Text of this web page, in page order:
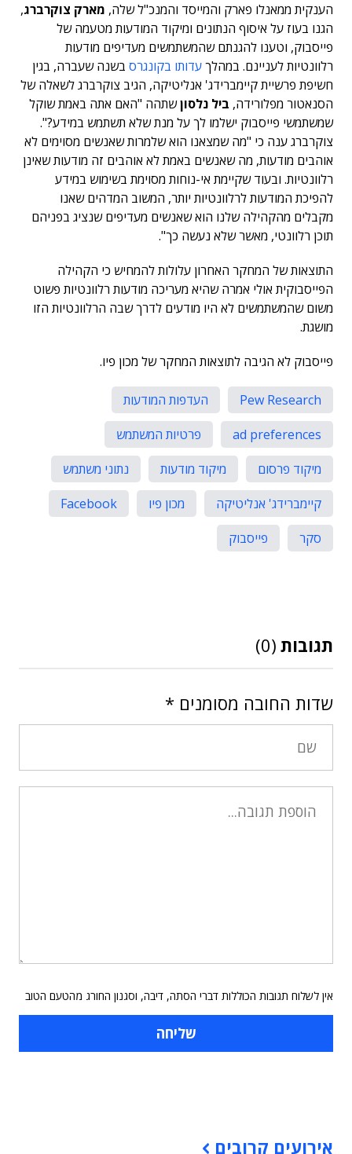
הענקית ממאנלו פארק והמייסד והמנכ"ל שלה, מארק צוקרברג,
הגנו בעוז על איסוף הנתונים ומיקוד המודעות מטעמה של
פייסבוק, וטענו להגנתם שהמשתמשים מעדיפים מודעות
רלוונטיות לעניינם. במהלךעדותו בקונגרס בשנה שעברה, בגין
חשיפת פרשיית קיימברידג' אנליטיקה, הגיב צוקרברג לשאלה של
הסנאטור מפלורידה, ביל נלסוןשתהה "האם אתה באמת שוקל
שמשתמשי פייסבוק ישלמו לך על מנת שלא תשתמש במידע?".
צוקרברג ענה כי "מה שמצאנו הוא שלמרות שאנשים מסוימים לא
אוהבים מודעות, מה שאנשים באמת לא אוהבים זה מודעות שאינן
רלוונטיות. ובעוד שקיימת אי-נוחות מסוימת בשימוש במידע
להפיכת המודעות לרלוונטיות יותר, המשוב המדהים שאנו
מקבלים מהקהילה שלנו הוא שאנשים מעדיפים שנציג בפניהם
תוכן רלוונטי, מאשר שלא נעשה כך".
התוצאות של המחקר האחרון עלולות להמחיש כי הקהילה
הפייסבוקית אולי אמרה שהיא מעריכה מודעות רלוונטיות פשוט
משום שהמשתמשים לא היו מודעים לדרך שבה הרלוונטיות הזו
מושגת.
פייסבוק לא הגיבה לתוצאות המחקר של מכון פיו.
Pew Research
העדפות המודעות
ad preferences
פרטיות המשתמש
מיקוד פרסום
מיקוד מודעות
נתוני משתמש
קיימברידג' אנליטיקה
מכון פיו
Facebook
סקר
פייסבוק
תגובות (0)
שדות החובה מסומנים *
אין לשלוח תגובות הכוללות דברי הסתה, דיבה, וסגנון החורג מהטעם הטוב
אירועים קרובים